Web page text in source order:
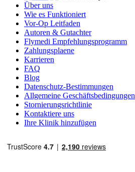
Über uns
Wie es Funktioniert
Vor-Op Leitfaden
Autoren & Gutachter
Flymedi Empfehlungsprogramm
Zahlungsplaene
Karrieren
FAQ
Blog
Datenschutz-Bestimmungen
Allgemeine Geschäftsbedingungen
Stornierungsrichtlinie
Kontaktiere uns
Ihre Klinik hinzufügen